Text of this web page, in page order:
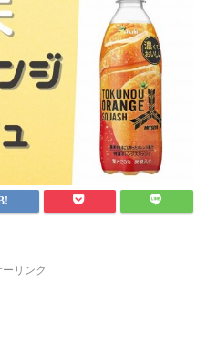
リンク